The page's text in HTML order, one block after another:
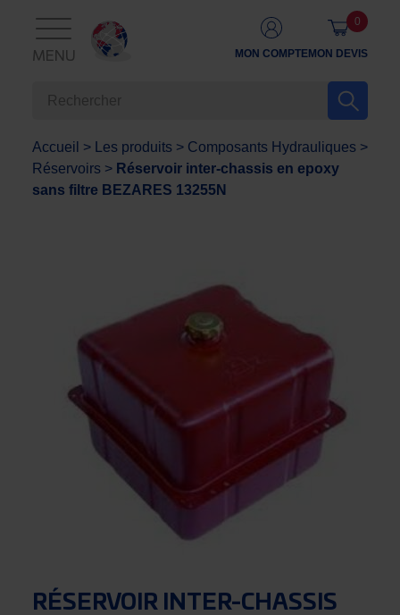
MENU MON COMPTEMON DEVIS
0
Accueil > Les produits > Composants Hydrauliques >
Réservoirs > Réservoir inter-chassis en epoxy
sans filtre BEZARES 13255N
RÉSERVOIR INTER-CHASSIS